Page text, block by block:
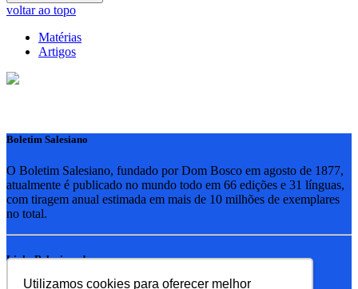
Utilizamos cookies para oferecer melhor
voltar ao topo
Matérias
Artigos
Boletim Salesiano
O Boletim Salesiano, fundado por Dom Bosco em agosto de 1877,
atualmente é publicado no mundo todo em 66 edições e 31 línguas,
com tiragem anual estimada em mais de 10 milhões de exemplares
no total.
Links Relacionados